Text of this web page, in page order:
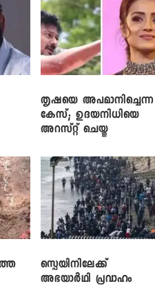
തൃഷയെ അപമാനിച്ചെന്ന
കേസ്; ഉദയനിധിയെ
അറസ്റ്റ് ചെയ്തു
സ്പെയിനിലേക്ക്
അഭയാർഥി പ്രവാഹം